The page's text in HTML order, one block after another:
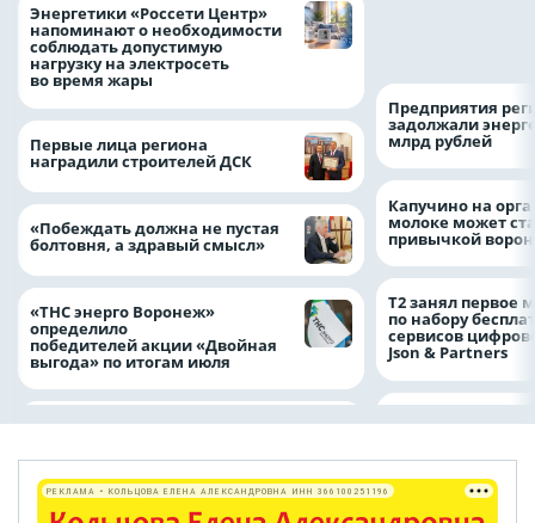
Энергетики «Россети Центр»
напоминают о необходимости
соблюдать допустимую
нагрузку на электросеть
во время жары
Первые лица региона
наградили строителей ДСК
«Побеждать должна не пустая
болтовня, а здравый смысл»
«ТНС энерго Воронеж»
определило
победителей акции «Двойная
выгода» по итогам июля
Предприятия
задолжали
млрд рублей
Капучино на
молоке может
привычкой
Т2 занял первое
по набору
сервисов
Json & Partners
РЕКЛАМА • КОЛЬЦОВА ЕЛЕНА АЛЕКСАНДРОВНА ИНН 366100251196